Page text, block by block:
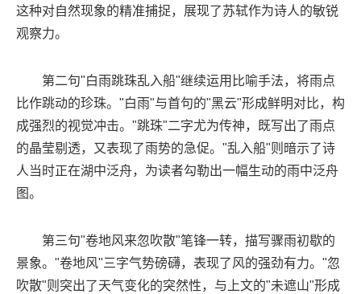
这种对自然现象的精准捕捉，展现了苏轼作为诗人的敏锐
观察力。
第二句"白雨跳珠乱入船"继续运用比喻手法，将雨点
比作跳动的珍珠。"白雨"与首句的"黑云"形成鲜明对比，构
成强烈的视觉冲击。"跳珠"二字尤为传神，既写出了雨点
的晶莹剔透，又表现了雨势的急促。"乱入船"则暗示了诗
人当时正在湖中泛舟，为读者勾勒出一幅生动的雨中泛舟
图。
第三句"卷地风来忽吹散"笔锋一转，描写骤雨初歇的
景象。"卷地风"三字气势磅礴，表现了风的强劲有力。"忽
吹散"则突出了天气变化的突然性，与上文的"未遮山"形成